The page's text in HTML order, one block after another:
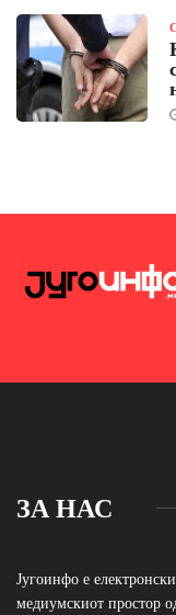
ЗА НАС
Југоинфо е
медиумскиот простор